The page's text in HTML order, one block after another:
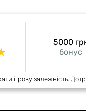
бонус
5000
ігрову залежність.